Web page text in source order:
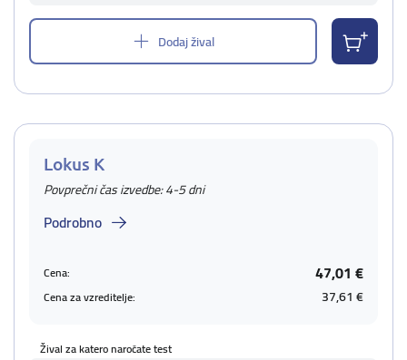
Dodaj žival
Lokus K
Povprečni čas izvedbe: 4-5 dni
Podrobno
Cena: 47,01 €
Cena za vzreditelje: 37,61 €
Žival za katero naročate test